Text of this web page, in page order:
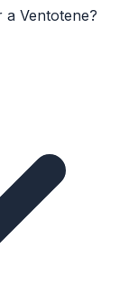
Ventotene?